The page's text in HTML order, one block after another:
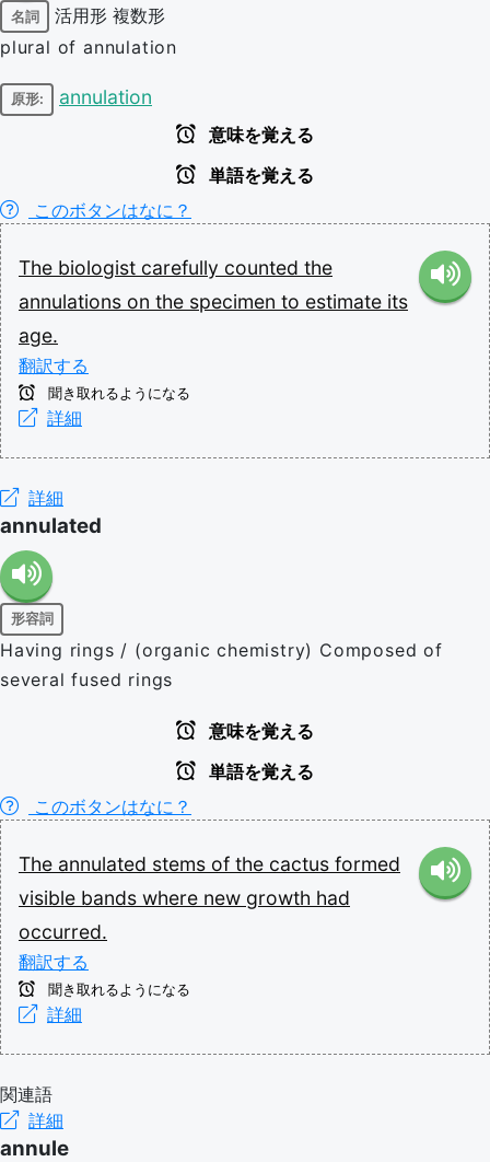
名詞 活用形 複数形
plural of annulation
原形: annulation
意味を覚える
単語を覚える
このボタンはなに？
The biologist carefully counted the
annulations on the specimen to estimate its
age.
翻訳する
聞き取れるようになる
詳細
詳細
annulated
形容詞
Having rings / (organic chemistry) Composed of
several fused rings
意味を覚える
単語を覚える
このボタンはなに？
The annulated stems of the cactus formed
visible bands where new growth had
occurred.
翻訳する
聞き取れるようになる
詳細
関連語
詳細
annule